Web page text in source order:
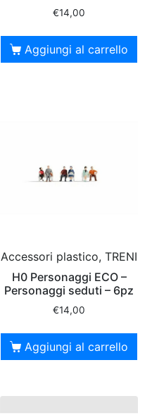
€14,00
Aggiungi al carrello
Accessori plastico, TRENI
H0 Personaggi ECO –
Personaggi seduti – 6pz
€14,00
Aggiungi al carrello